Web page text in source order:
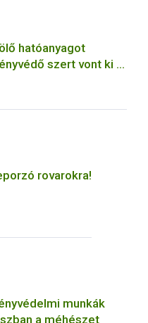
hatóanyagot
szert vont ki a
rovarokra!
munkák
a méhészet